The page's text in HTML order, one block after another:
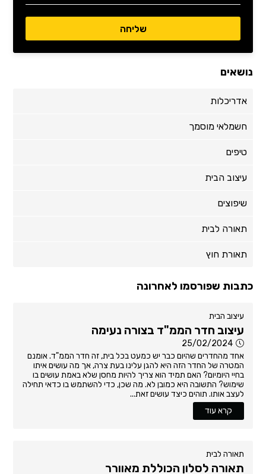
נושאים
אדריכלות
חשמלאי מוסמך
טיפים
עיצוב הבית
שיפוצים
תאורה לבית
תאורת חוץ
כתבות שפורסמו לאחרונה
עיצוב הבית
עיצוב חדר הממ"ד בצורה נעימה
25/02/2024
אחד מהחדרים שהיום כבר יש כמעט בכל בית, זה חדר הממ"ד. אומנם
המטרה של החדר הזה היא להגן עלינו בעת צרה, אך מה עושים איתו
בחיי היומיום? האם תמיד הוא צריך להיות מחסן שלא באמת עושים בו
שימוש? התשובה היא כמובן לא. מה שכן, כדי להשתמש בו כדאי תחילה
לעצב אותו. תוהים כיצד עושים זאת...
קרא עוד
תאורה לבית
תאורה לסלון הכוללת מאוורר